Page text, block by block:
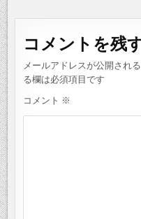
ビ
ゲ
ー
シ
ョ
ン
コメントを残
メールアドレスが公開され
る欄は必須項目です
コメント ※